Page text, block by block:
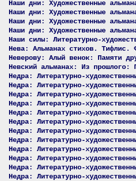
Наши дни: Художественные
Наши дни: Художественные
Наши дни: Художественные
Наши дни: Художественные
Наши силы: Литературно-
Нева: Альманах стихов. Тифлис.
Неверову: Алый венок: Памяти
Невский альманах: Из
Недра: Литературно-
Недра: Литературно-
Недра: Литературно-
Недра: Литературно-
Недра: Литературно-
Недра: Литературно-
Недра: Литературно-
Недра: Литературно-
Недра: Литературно-
Недра: Литературно-
Недра: Литературно-
Недра: Литературно-